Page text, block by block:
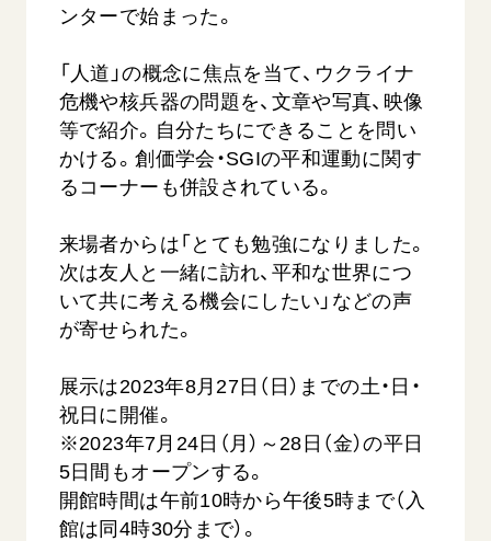
SGIピースサイト
SOKA PICKS すべて見る
【被爆証言】「原爆の子」として生きた80年
広島県 早志百…
2026.08.06
SDGs 平和 動画
証言 広島
ンターで始まった。
「人道」の概念に焦点を当て、ウクライナ
危機や核兵器の問題を、文章や写真、映像
等で紹介。自分たちにできることを問い
かける。創価学会・SGIの平和運動に関す
るコーナーも併設されている。
来場者からは「とても勉強になりました。
次は友人と一緒に訪れ、平和な世界につ
いて共に考える機会にしたい」などの声
が寄せられた。
展示は2023年8月27日（日）までの土・日・
祝日に開催。
※2023年7月24日（月）～28日（金）の平日
5日間もオープンする。
開館時間は午前10時から午後5時まで（入
館は同4時30分まで）。